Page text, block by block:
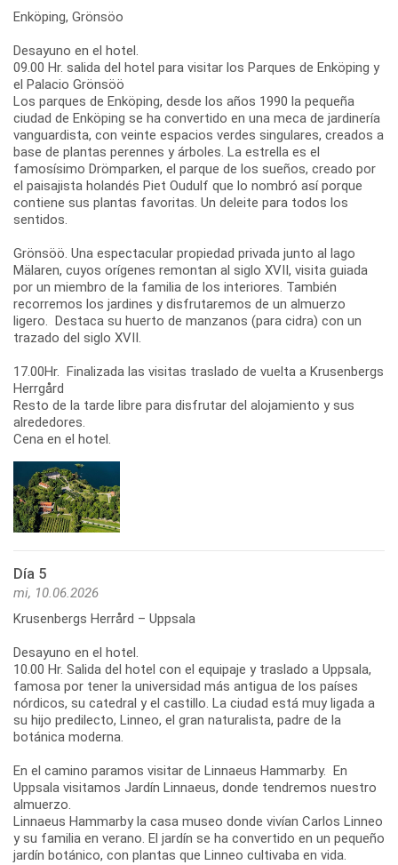
Enköping, Grönsöo
Desayuno en el hotel.
09.00 Hr. salida del hotel para visitar los Parques de Enköping y
el Palacio Grönsöö
Los parques de Enköping, desde los años 1990 la pequeña
ciudad de Enköping se ha convertido en una meca de jardinería
vanguardista, con veinte espacios verdes singulares, creados a
base de plantas perennes y árboles. La estrella es el
famosísimo Drömparken, el parque de los sueños, creado por
el paisajista holandés Piet Oudulf que lo nombró así porque
contiene sus plantas favoritas. Un deleite para todos los
sentidos.
Grönsöö. Una espectacular propiedad privada junto al lago
Mälaren, cuyos orígenes remontan al siglo XVII, visita guiada
por un miembro de la familia de los interiores. También
recorremos los jardines y disfrutaremos de un almuerzo
ligero. Destaca su huerto de manzanos (para cidra) con un
trazado del siglo XVII.
17.00Hr. Finalizada las visitas traslado de vuelta a Krusenbergs
Herrgård
Resto de la tarde libre para disfrutar del alojamiento y sus
alrededores.
Cena en el hotel.
Día 5
mi, 10.06.2026
Krusenbergs Herrård – Uppsala
Desayuno en el hotel.
10.00 Hr. Salida del hotel con el equipaje y traslado a Uppsala,
famosa por tener la universidad más antigua de los países
nórdicos, su catedral y el castillo. La ciudad está muy ligada a
su hijo predilecto, Linneo, el gran naturalista, padre de la
botánica moderna.
En el camino paramos visitar de Linnaeus Hammarby. En
Uppsala visitamos Jardín Linnaeus, donde tendremos nuestro
almuerzo.
Linnaeus Hammarby la casa museo donde vivían Carlos Linneo
y su familia en verano. El jardín se ha convertido en un pequeño
jardín botánico, con plantas que Linneo cultivaba en vida.